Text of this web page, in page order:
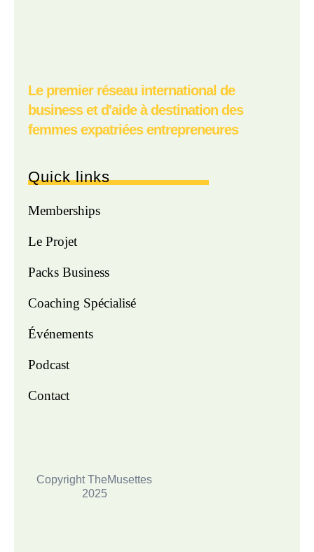
Le premier réseau international de
business et d'aide à destination des
femmes expatriées entrepreneures
Quick links
Memberships
Le Projet
Packs Business
Coaching Spécialisé
Événements
Podcast
Contact
Copyright TheMusettes
2025